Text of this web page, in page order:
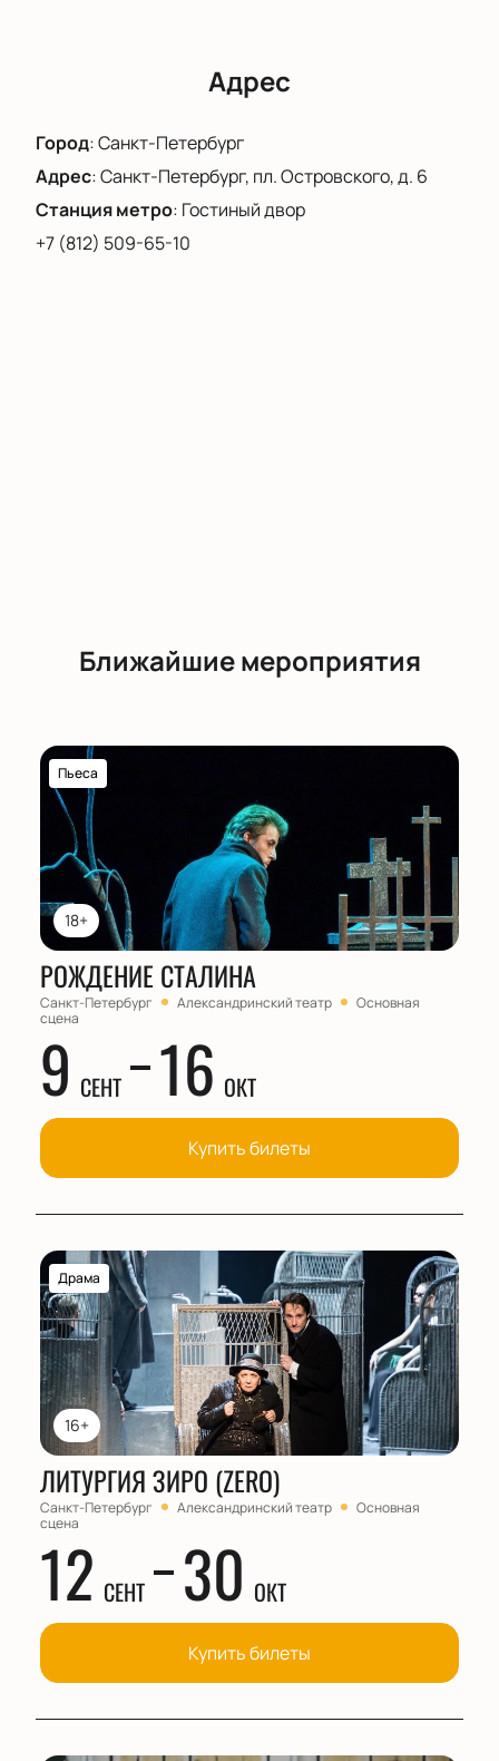
Адрес
Город:Санкт-Петербург
Адрес:Санкт-Петербург, пл. Островского, д. 6
Станция метро: Гостиный двор
+7 (812) 509-65-10
Ближайшие мероприятия
18+
Пьеса
РОЖДЕНИЕ СТАЛИНА
Санкт-Петербург Александринский театр
Основная
сцена
9 СЕНТ 16 ОКТ
Купить билеты
16+
Драма
ЛИТУРГИЯ ЗИРО (ZERO)
Санкт-Петербург Александринский театр
Основная
сцена
12 СЕНТ 30 ОКТ
Купить билеты